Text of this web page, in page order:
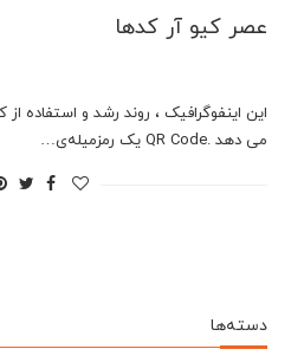
عصر کیو آر کدها
این اینفوگرافیک ، روند رشد و استفاده از
می دهد .QR Code یک رمزمیله‌ی…
دسته‌ها